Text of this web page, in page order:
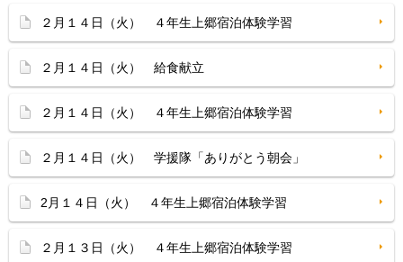
２月１４日（火） ４年生上郷宿泊体験学習
２月１４日（火） 給食献立
２月１４日（火） ４年生上郷宿泊体験学習
２月１４日（火） 学援隊「ありがとう朝会」
2月１４日（火） ４年生上郷宿泊体験学習
２月１３日（火） ４年生上郷宿泊体験学習